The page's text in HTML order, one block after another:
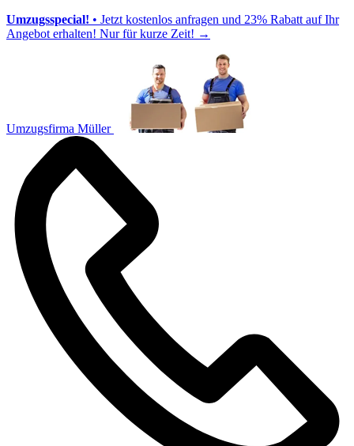
Umzugsspecial! • Jetzt kostenlos anfragen und 23% Rabatt auf Ihr
Angebot erhalten! Nur für kurze Zeit! →
Umzugsfirma Müller